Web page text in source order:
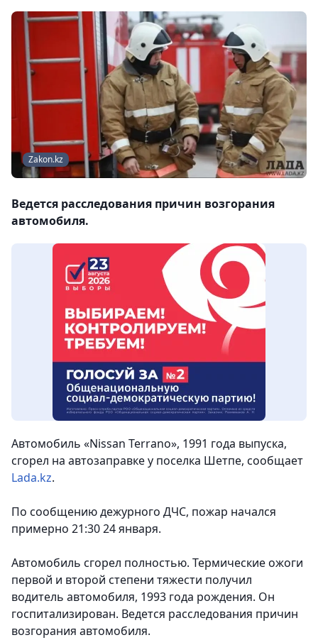
Zakon.kz
Ведется расследования причин возгорания
автомобиля.
Автомобиль «Nissan Terrano», 1991 года выпуска,
сгорел на автозаправке у поселка Шетпе, сообщает
Lada.kz.
По сообщению дежурного ДЧС, пожар начался
примерно 21:30 24 января.
Автомобиль сгорел полностью. Термические ожоги
первой и второй степени тяжести получил
водитель автомобиля, 1993 года рождения. Он
госпитализирован. Ведется расследования причин
возгорания автомобиля.